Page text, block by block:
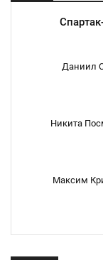
Даниил
Никита
Максим